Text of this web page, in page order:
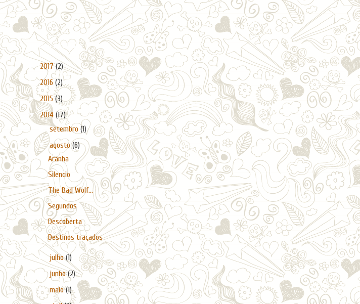
Arquivo do blogue
►2017(2)
►2016 (2)
►2015(3)
▼2014 (17)
►setembro(1)
▼agosto(6)
Aranha
Silencio
The Bad Wolf...
Segundos
Descoberta
Destinos traçados
►julho(1)
► junho(2)
►maio(1)